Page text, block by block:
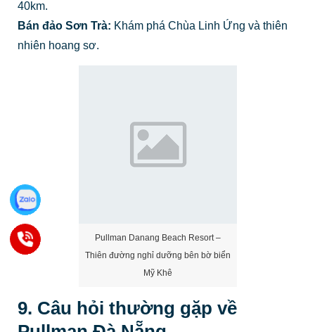
Pullman Danang Beach Resort –
9. Câu hỏi thường gặp về
Pullman Đà Nẵng
nằm ở đâu?
Nẵng, nằm ngay sát bãi biển Bắc Mỹ An.
Pullman Đà Nẵng là khu nghỉ dưỡng mấy sao?